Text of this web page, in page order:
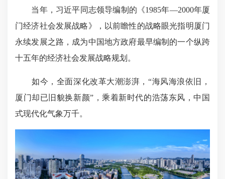
当年，习近平同志领导编制的《1985年—2000年厦
门经济社会发展战略》，以前瞻性的战略眼光指明厦门
永续发展之路，成为中国地方政府最早编制的一个纵跨
十五年的经济社会发展战略规划。
如今，全面深化改革大潮澎湃，“海风海浪依旧，
厦门却已旧貌换新颜”，乘着新时代的浩荡东风，中国
式现代化气象万千。